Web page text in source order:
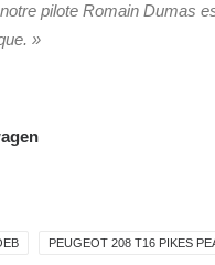
pilote Romain Dumas
»
PEUGEOT 208 T16 PIKES